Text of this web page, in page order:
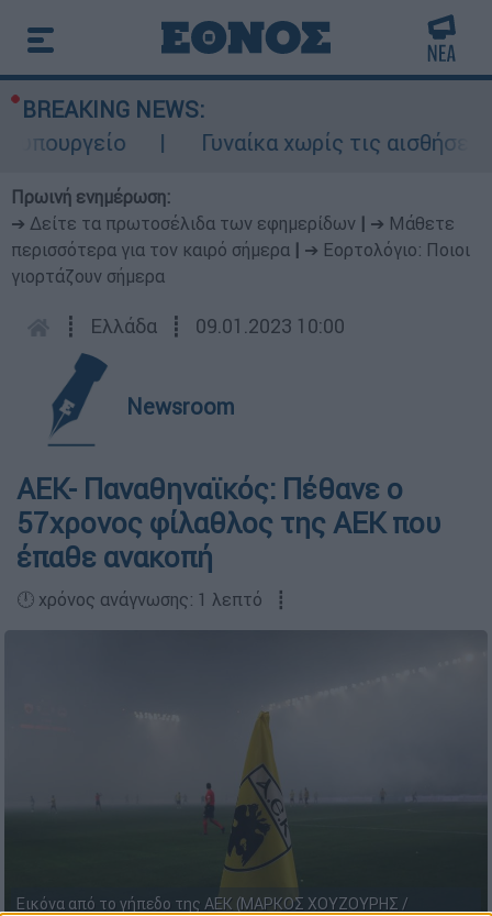
BREAKING NEWS:
Γυναίκα χωρίς τις
Πρωινή ενημέρωση:
➔ Δείτε τα πρωτοσέλιδα των εφημερίδων
➔ Μάθετε
περισσότερα για τον καιρό σήμερα
➔ Εορτολόγιο: Ποιοι
γιορτάζουν σήμερα
┋ Ελλάδα ┋ 09.01.2023 10:00
Newsroom
ΑΕΚ- Παναθηναϊκός: Πέθανε ο
57χρονος φίλαθλος της ΑΕΚ που
έπαθε ανακοπή
🕛 χρόνος ανάγνωσης: 1 λεπτό ┋
Εικόνα από το γήπεδο της ΑΕΚ (ΜΑΡΚΟΣ ΧΟΥΖΟΥΡΗΣ /